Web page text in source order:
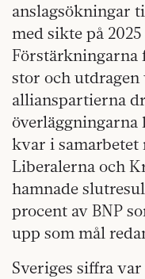
anslagsökningar
med sikte på
Förstärkningarna
stor och
allianspartierna
överläggningarna
kvar i samarbetet
Liberalerna och
hamnade
procent av BNP
upp som mål
Sveriges siffra var